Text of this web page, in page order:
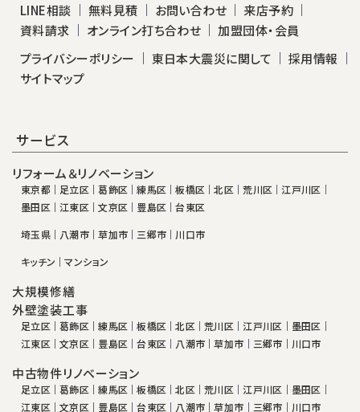
LINE相談
無料見積 お問い合わせ
来店予約
資料請求
オンライン打ち合わせ
加盟団体・会員
プライバシーポリシー
東日本大震災に関して
採用情報
サイトマップ
サービス
リフォーム＆リノベーション
東京都 足立区 葛飾区 練馬区 板橋区 北区 荒川区
江戸川区
墨田区
江東区 文京区 豊島区
台東区
埼玉県
八潮市 草加市 三郷市
川口市
キッチン
マンション
大規模修繕
外壁塗装工事
足立区 葛飾区 練馬区 板橋区 北区 荒川区 江戸川区
墨田区
江東区
文京区 豊島区 台東区 八潮市 草加市 三郷市 川口市
中古物件リノベーション
足立区 葛飾区 練馬区 板橋区 北区 荒川区 江戸川区
墨田区
江東区
文京区 豊島区 台東区 八潮市 草加市 三郷市 川口市